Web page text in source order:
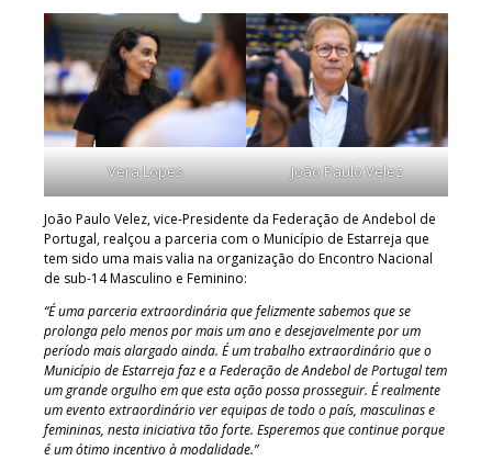
Vera Lopes João Paulo Velez
João Paulo Velez, vice-Presidente da Federação de Andebol de
Portugal, realçou a parceria com o Município de Estarreja que
tem sido uma mais valia na organização do Encontro Nacional
de sub-14 Masculino e Feminino:
“É uma parceria extraordinária que felizmente sabemos que se
prolonga pelo menos por mais um ano e desejavelmente por um
período mais alargado ainda. É um trabalho extraordinário que o
Município de Estarreja faz e a Federação de Andebol de Portugal tem
um grande orgulho em que esta ação possa prosseguir. É realmente
um evento extraordinário ver equipas de todo o país, masculinas e
femininas, nesta iniciativa tão forte. Esperemos que continue porque
é um ótimo incentivo à modalidade.”